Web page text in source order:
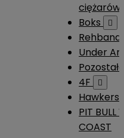
ciężarów
Boks

Rehband
Under
4F

Hawkers
PIT BULL
COAST